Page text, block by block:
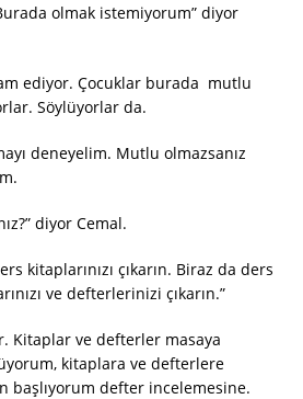
olmak istemiyorum” diyor
ediyor. Çocuklar burada mutlu
Söylüyorlar da.
deneyelim. Mutlu olmazsanız
diyor Cemal.
kitaplarınızı çıkarın. Biraz da ders
ve defterlerinizi çıkarın.”
Kitaplar ve defterler masaya
kitaplara ve defterlere
başlıyorum defter incelemesine.